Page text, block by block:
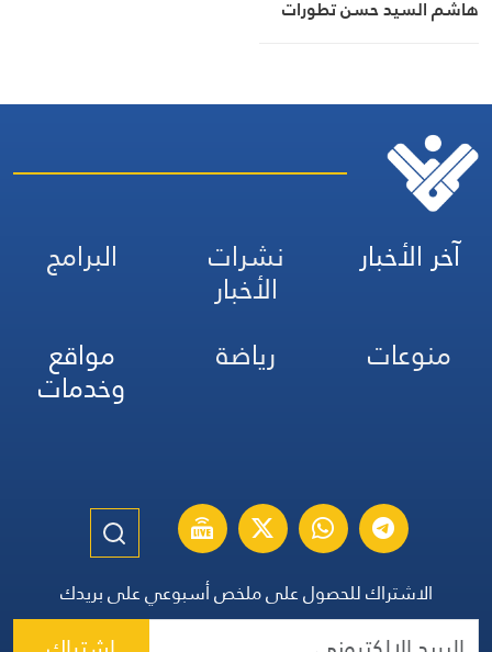
هاشم السيد حسن تطورات
آخر الأخبار نشرات
الأخبار
البرامج
منوعات
رياضة مواقع
وخدمات
الاشتراك للحصول على ملخص أسبوعي على بريدك